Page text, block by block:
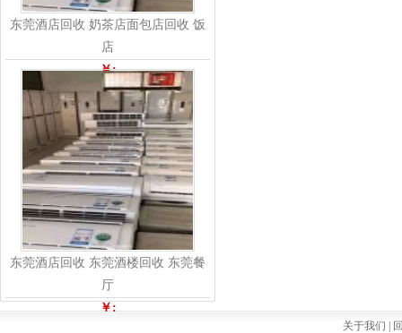
东莞酒店回收 奶茶店面包店回收 饭
店
￥:
东莞酒店回收 东莞酒楼回收 东莞餐
厅
￥:
关于我们 |